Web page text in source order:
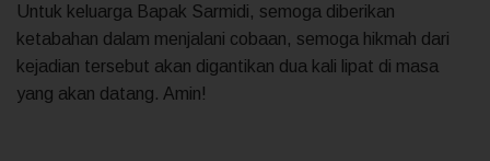
Untuk keluarga Bapak Sarmidi, semoga diberikan
ketabahan dalam menjalani cobaan, semoga hikmah dari
kejadian tersebut akan digantikan dua kali lipat di masa
yang akan datang. Amin!